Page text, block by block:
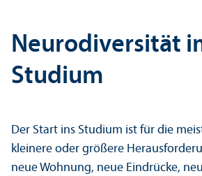
Neurodiversität
Studium
Der Start ins Studium ist für die
kleinere oder größere
neue Wohnung, neue Eindrücke,